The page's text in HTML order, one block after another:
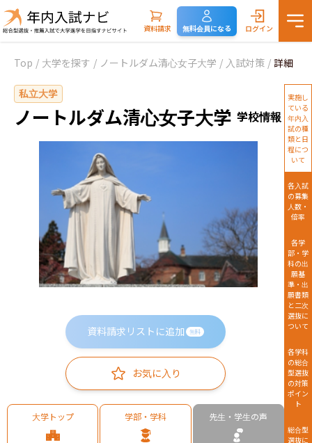
資料請求 無料会員になる ログイン
Top / 大学を探す / ノートルダム清心女子大学 / 入試対策 / 詳細
私立大学
ノートルダム清心女子大学 学校情報
資料請求リストに追加 無料
お気に入り
大学トップ 学部・学科 先生・学生の声
実施し
ている
年内入
試の種
類と日
程につ
いて
各入試
の募集
人数・
倍率
各学
部・学
科の出
願基
準・出
願書類
と二次
選抜に
ついて
各学科
の総合
型選抜
の対策
ポイン
ト
総合型
選抜に